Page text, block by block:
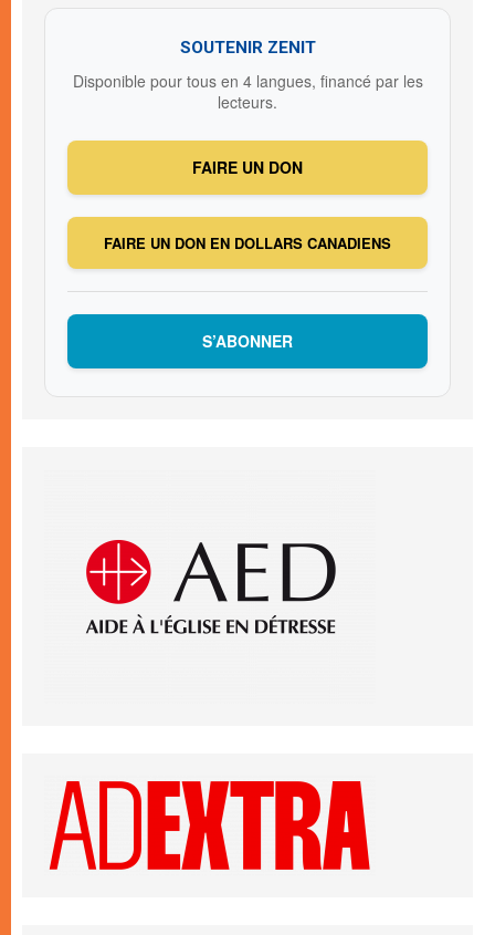
SOUTENIR ZENIT
Disponible pour tous en 4 langues, financé par les
lecteurs.
FAIRE UN DON
FAIRE UN DON EN DOLLARS CANADIENS
S’ABONNER